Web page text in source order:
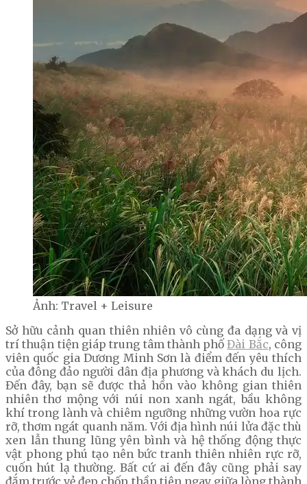
Ảnh: Travel + Leisure
Sở hữu cảnh quan thiên nhiên vô cùng đa dạng và vị
trí thuận tiện giáp trung tâm thành phốĐài Bắc, công
viên quốc gia Dương Minh Sơn là điểm đến yêu thích
của đông đảo người dân địa phương và khách du lịch.
Đến đây, bạn sẽ được thả hồn vào không gian thiên
nhiên thơ mộng với núi non xanh ngát, bầu không
khí trong lành và chiêm ngưỡng những vườn hoa rực
rỡ, thơm ngát quanh năm. Với địa hình núi lửa đặc thù
xen lẫn thung lũng yên bình và hệ thống động thực
vật phong phú tạo nên bức tranh thiên nhiên rực rỡ,
cuốn hút lạ thường. Bất cứ ai đến đây cũng phải say